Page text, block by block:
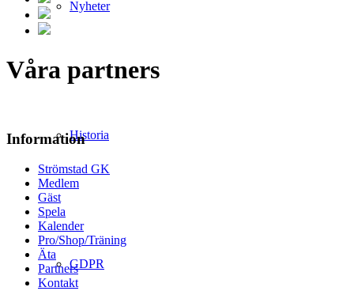
Nyheter
Historia
GDPR
Våra partners
Information
Strömstad GK
Medlem
Gäst
Spela
Kalender
Pro/Shop/Träning
Äta
Partners
Kontakt